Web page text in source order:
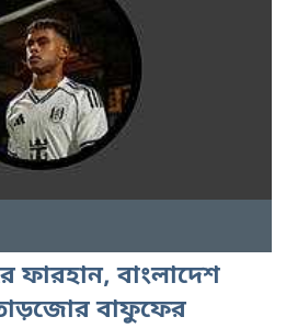
ফারহান, বাংলাদেশ
বাফুফের